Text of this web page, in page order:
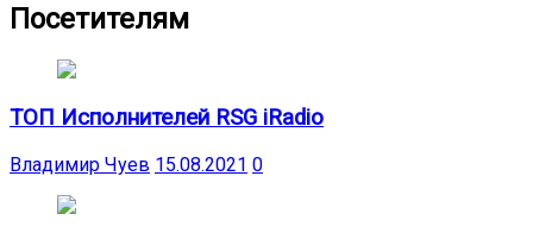
Посетителям
ТОП Исполнителей RSG iRadio
Владимир Чуев 15.08.2021 0